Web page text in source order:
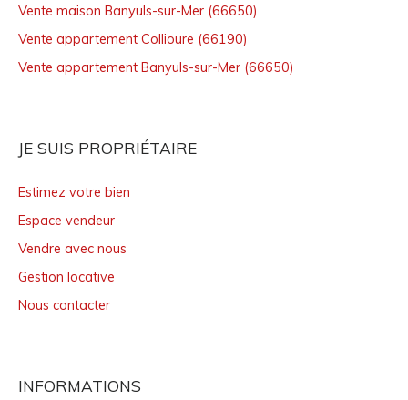
Vente maison Banyuls-sur-Mer (66650)
Vente appartement Collioure (66190)
Vente appartement Banyuls-sur-Mer (66650)
JE SUIS PROPRIÉTAIRE
Estimez votre bien
Espace vendeur
Vendre avec nous
Gestion locative
Nous contacter
INFORMATIONS